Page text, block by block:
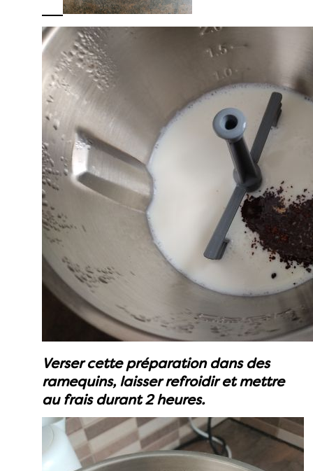
Verser cette préparation dans des
ramequins, laisser refroidir et mettre
au frais durant 2 heures.